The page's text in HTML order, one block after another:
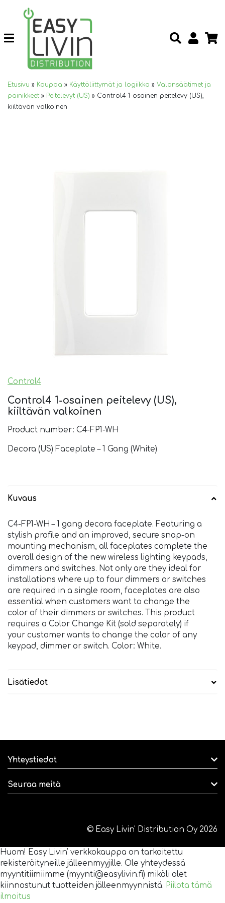
Etusivu » Kauppa » Käyttöliittymät ja logiikka » Valonsäätimet ja
painikkeet » Peitelevyt (US) » Control4 1-osainen peitelevy (US),
kiiltävän valkoinen
Control4
Control4 1-osainen peitelevy (US),
kiiltävän valkoinen
Product number: C4-FP1-WH
Decora (US) Faceplate – 1 Gang (White)
Kuvaus
C4-FP1-WH – 1 gang decora faceplate. Featuring a
stylish profile and an improved, secure snap-on
mounting mechanism, all faceplates complete the
overall design of the new wireless lighting keypads,
dimmers and switches. Not only are they ideal for
installations where up to four dimmers or switches
are required in a single room, faceplates are also
essential when customers want to change the
color of their dimmers or switches. This product
requires a Color Change Kit (sold separately) if
your customer wants to change the color of any
keypad, dimmer or switch. Color: White.
Lisätiedot
Yhteystiedot
Seuraa meitä
© Easy Livin' Distribution Oy 2026
Huom! Easy Livin' verkkokauppa on tarkoitettu
rekisteröityneille jälleenmyyjille. Ole yhteydessä
myyntitiimiimme (myynti@easylivin.fi) mikäli olet
kiinnostunut tuotteiden jälleenmyynnistä. Piilota tämä
ilmoitus